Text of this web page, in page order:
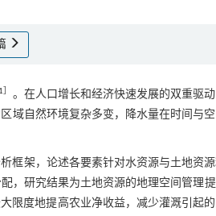
1
。在人口增长和经济快速发展的双重驱动
域自然环境复杂多变，降水量在时间与
框架，论述各要素针对水资源与土地资
，研究结果为土地资源的地理空间管理提
限度地提高农业净收益，减少灌溉引起